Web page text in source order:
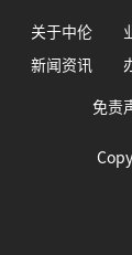
关于中伦
新闻资讯
免责